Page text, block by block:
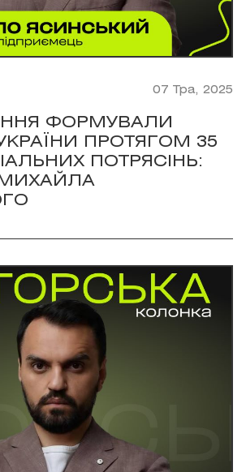
07 Тра, 2025
ФОРМУВАЛИ
ПРОТЯГОМ 35
ПОТРЯСІНЬ: